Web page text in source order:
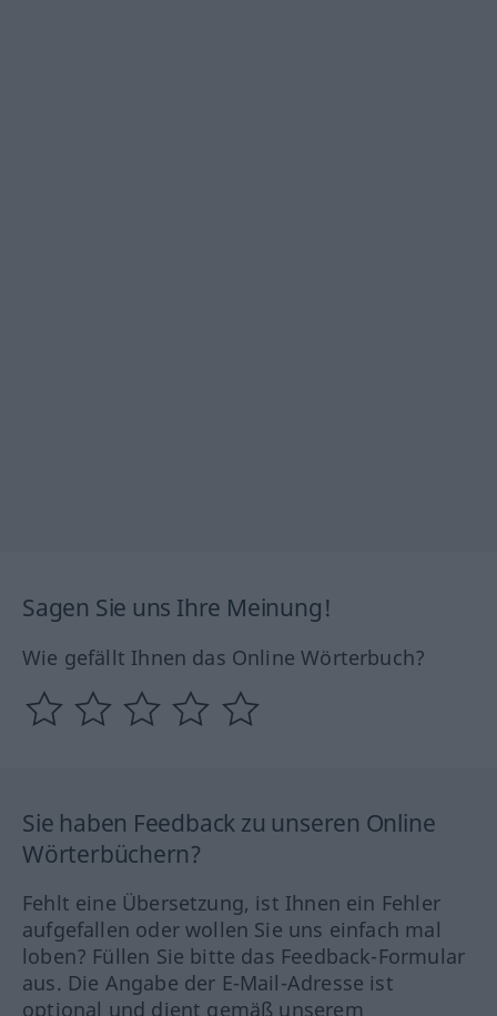
Sagen Sie uns Ihre Meinung!
Wie gefällt Ihnen das Online Wörterbuch?
Sie haben Feedback zu unseren Online
Wörterbüchern?
Fehlt eine Übersetzung, ist Ihnen ein Fehler
aufgefallen oder wollen Sie uns einfach mal
loben? Füllen Sie bitte das Feedback-Formular
aus. Die Angabe der E-Mail-Adresse ist
optional und dient gemäß unserem